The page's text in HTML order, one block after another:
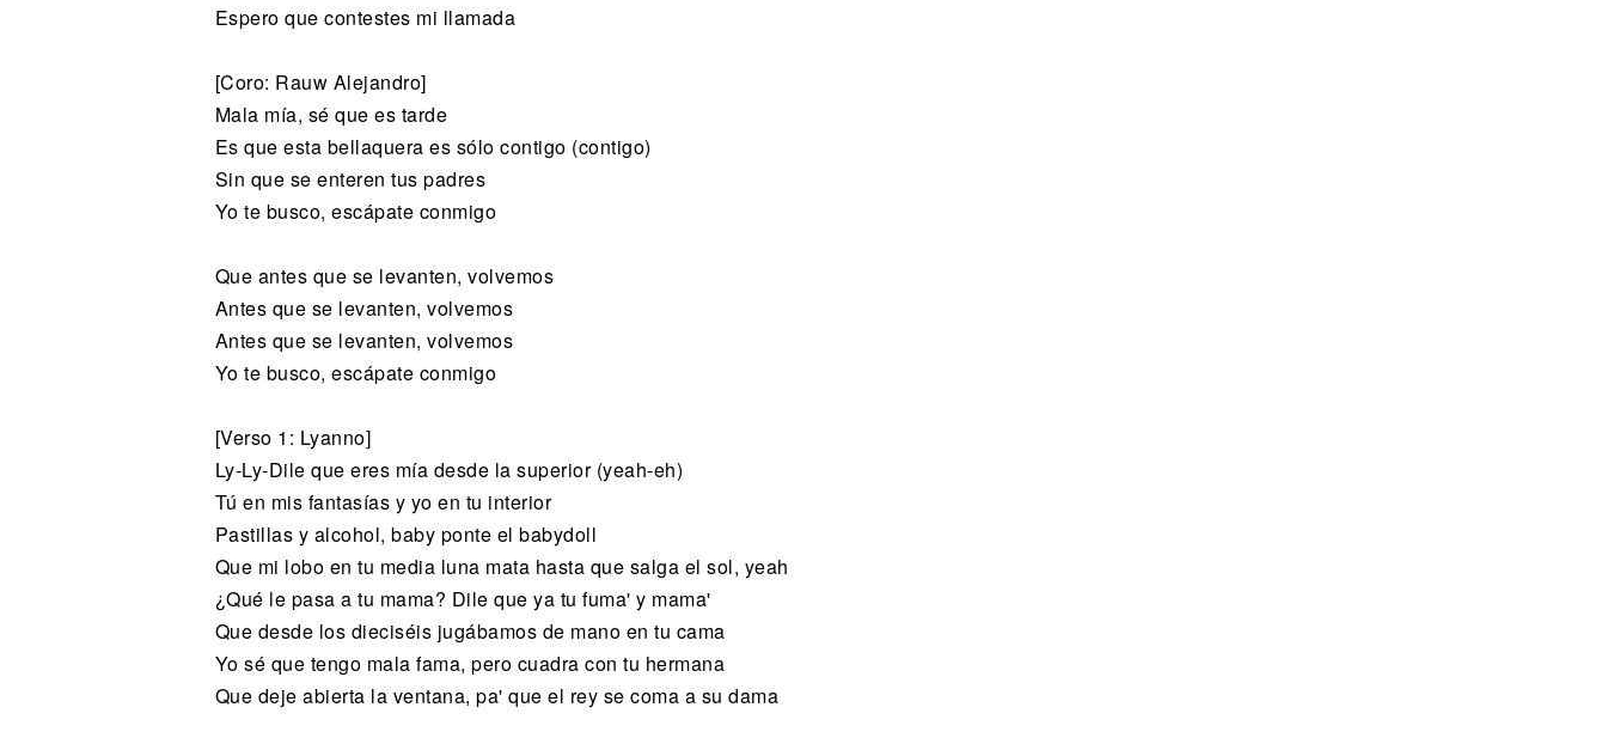
Espero que contestes mi llamada
[Coro: Rauw Alejandro]
Mala mía, sé que es tarde
Es que esta bellaquera es sólo contigo (contigo)
Sin que se enteren tus padres
Yo te busco, escápate conmigo
Que antes que se levanten, volvemos
Antes que se levanten, volvemos
Antes que se levanten, volvemos
Yo te busco, escápate conmigo
[Verso 1: Lyanno]
Ly-Ly-Dile que eres mía desde la superior (yeah-eh)
Tú en mis fantasías y yo en tu interior
Pastillas y alcohol, baby ponte el babydoll
Que mi lobo en tu media luna mata hasta que salga el sol, yeah
¿Qué le pasa a tu mama? Dile que ya tu fuma' y mama'
Que desde los dieciséis jugábamos de mano en tu cama
Yo sé que tengo mala fama, pero cuadra con tu hermana
Que deje abierta la ventana, pa' que el rey se coma a su dama